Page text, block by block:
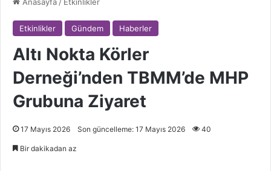
Etkinlikler Gündem Haberler
Altı Nokta Körler
Derneği’nden TBMM’de MHP
Grubuna Ziyaret
17 Mayıs 2026 Son güncelleme: 17 Mayıs 2026 40
Bir dakikadan az